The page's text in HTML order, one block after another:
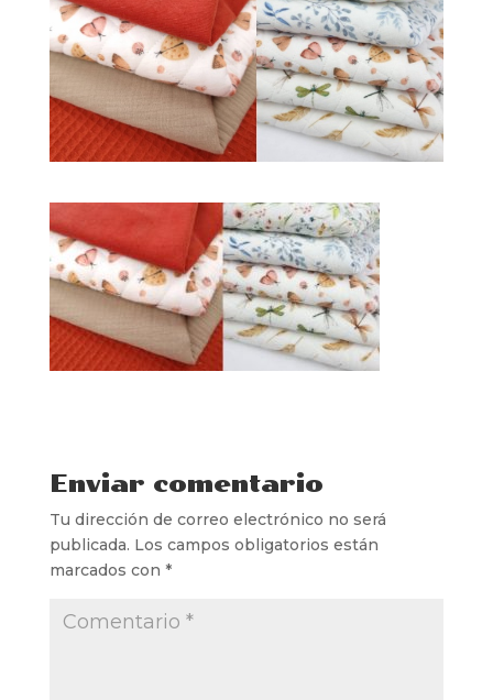
Enviar comentario
Tu dirección de correo electrónico no será
publicada. Los campos obligatorios están
marcados con *